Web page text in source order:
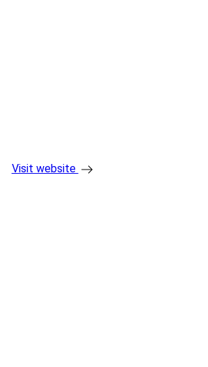
Visit website